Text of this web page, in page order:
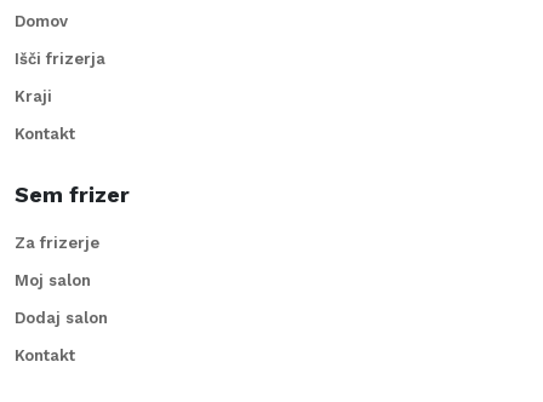
Domov
Išči frizerja
Kraji
Kontakt
Sem frizer
Za frizerje
Moj salon
Dodaj salon
Kontakt